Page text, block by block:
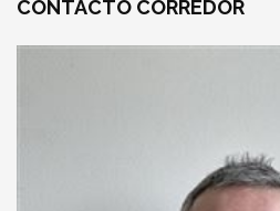
CONTACTO CORREDOR